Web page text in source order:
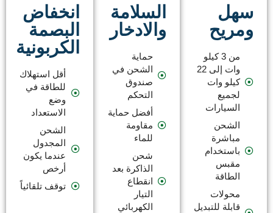
سهل
ومريح
من 3 كيلو
وات إلى 22
كيلو وات
لجميع
السيارات
الشحن
مباشرة
باستخدام
مقبس
الطاقة
محولات
قابلة للتبديل
السلامة
والادخار
حماية
الشحن في
صندوق
التحكم
أفضل حماية
مقاومة
للماء
شحن
الذاكرة بعد
انقطاع
التيار
الكهربائي
انخفاض
البصمة
الكربونية
أقل استهلاك
للطاقة في
وضع
الاستعداد
الشحن
المجدول
عندما يكون
أرخص
توقف تلقائياً